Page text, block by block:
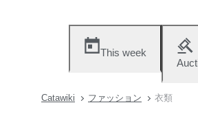
This week
Catawiki ファッション 衣類